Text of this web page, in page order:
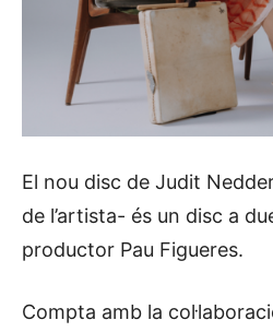
El nou disc de Judit
de l’artista- és un disc a
productor Pau Figueres.
Compta amb la